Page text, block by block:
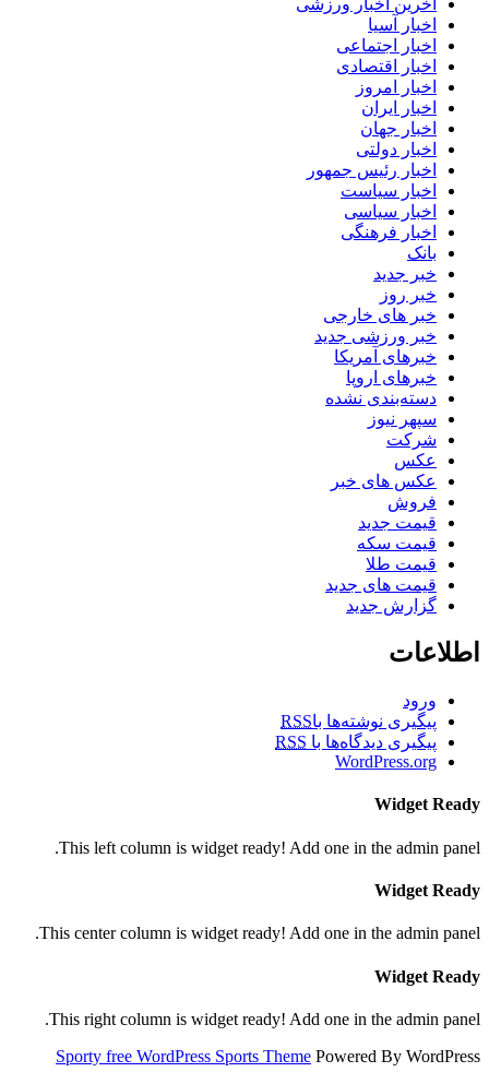
آخرین اخبار ورزشی
اخبار آسیا
اخبار اجتماعی
اخبار اقتصادی
اخبار امروز
اخبار ایران
اخبار جهان
اخبار دولتی
اخبار رئیس جمهور
اخبار سیاست
اخبار سیاسی
اخبار فرهنگی
بانک
خبر جدید
خبر روز
خبر های خارجی
خبر ورزشی جدید
خبرهای آمریکا
خبرهای اروپا
دسته‌بندی نشده
سپهر نیوز
شرکت
عکس
عکس های خبر
فروش
قیمت جدید
قیمت سکه
قیمت طلا
قیمت های جدید
گزارش جدید
اطلاعات
ورود
پیگیری نوشته‌ها باRSS
پیگیری دیدگاه‌ها با RSS
WordPress.org
Widget Ready
This left column is widget ready! Add one in the admin panel.
Widget Ready
This center column is widget ready! Add one in the admin panel.
Widget Ready
This right column is widget ready! Add one in the admin panel.
Sporty free WordPress Sports Theme Powered By WordPress